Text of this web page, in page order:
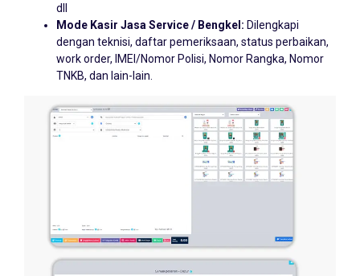
Mode Kasir Jasa Service / Bengkel:
dengan teknisi, daftar pemeriksaan, status perbaikan,
work order, IMEI/Nomor Polisi, Nomor Rangka, Nomor
TNKB, dan lain-lain.